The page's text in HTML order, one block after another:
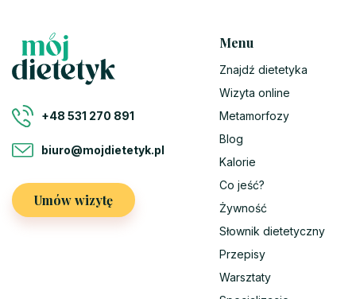
+48 531 270 891
biuro@mojdietetyk.pl
Umów wizytę
Menu
Znajdź dietetyka
Wizyta online
Metamorfozy
Blog
Kalorie
Co jeść?
Żywność
Słownik dietetyczny
Przepisy
Warsztaty